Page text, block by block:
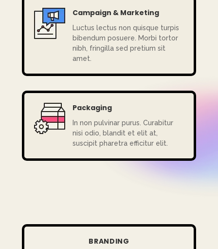
Campaign & Marketing
Luctus lectus non quisque turpis
bibendum posuere. Morbi tortor
nibh, fringilla sed pretium sit
amet.
Packaging
In non pulvinar purus. Curabitur
nisi odio, blandit et elit at,
suscipit pharetra efficitur elit.
BRANDING